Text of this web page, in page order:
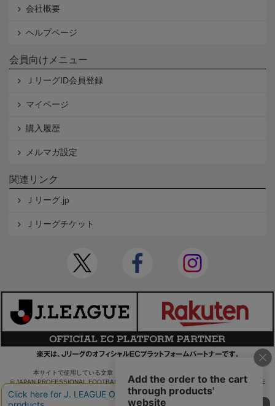
会社概要
ヘルプページ
会員向けメニュー
ＪリーグID会員登録
マイページ
購入履歴
メルマガ設定
関連リンク
Ｊリーグ.jp
Ｊリーグチケット
本サイトで使用している文章・画像等の無断での複製・転載を禁止します。
© JAPAN PROFESSIONAL FOOTBALL LEAGUE Rakuten Group, Inc. ALL RIGHTS RE
SERVED.